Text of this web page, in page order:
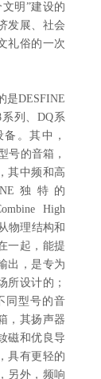
明”建设的
发展、社会
礼俗的一次
是DESFINE
列、DQ系
。其中，
号的音箱，
其中频和高
独特的
High
物理结构和
一起，能提
出，是专为
所设计的；
同型号的音
，其扬声器
磁和优良导
具有更轻的
另外，频响